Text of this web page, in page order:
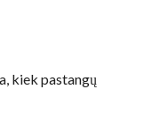
kiek pastangų